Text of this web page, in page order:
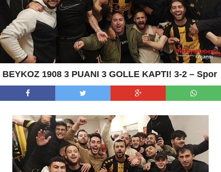
BEYKOZ 1908 3 PUANI 3 GOLLE KAPTI! 3-2 – Spor